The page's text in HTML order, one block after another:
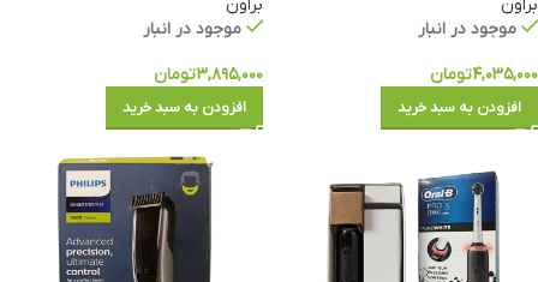
براون
موجود در انبار
۴,۰۳۵,۰۰۰تومان
افزودن به سبد خرید
براون
موجود در انبار
۳,۸۹۵,۰۰۰تومان
افزودن به سبد خرید